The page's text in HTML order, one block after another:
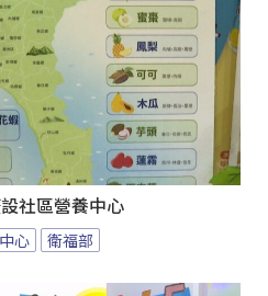
社區營養中心
心 衛福部